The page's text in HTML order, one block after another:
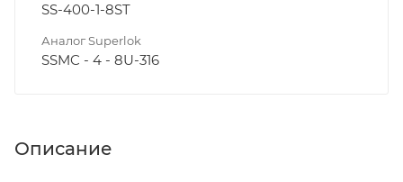
SS-400-1-8ST
Аналог Superlok
SSMC - 4 - 8U-316
Описание